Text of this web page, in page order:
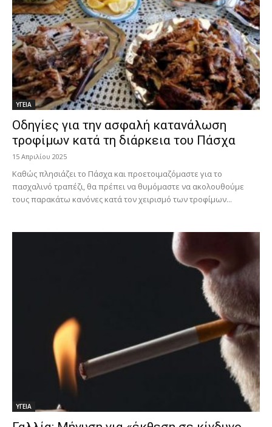
ΥΓΕΙΑ
Οδηγίες για την ασφαλή κατανάλωση
τροφίμων κατά τη διάρκεια του Πάσχα
15 Απριλίου 2025
Καθώς πλησιάζει το Πάσχα και προετοιμαζόμαστε για το
πασχαλινό τραπέζι, θα πρέπει να θυμόμαστε να ακολουθούμε
τους παρακάτω κανόνες κατά τον χειρισμό των τροφίμων...
ΥΓΕΙΑ